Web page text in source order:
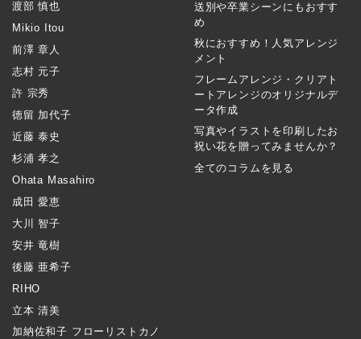
渡部 慎也
Mikio Itou
前澤 章人
志村 元子
許 宗秀
徳留 加代子
近藤 泰史
杉浦 孝之
Ohata Masahiro
成田 愛恵
大川 智子
安井 竜樹
後藤 亜希子
RIHO
立本 清美
加納佐和子 フローリストカノ
送別や卒業シーンにもおすす
め
秋におすすめ！人気アレンジ
メント
フレームアレンジ・クリアト
ートアレンジのオリジナルデ
ータ作成
写真やイラストを印刷したお
祝い花を贈ってみませんか？
全てのコラムを見る